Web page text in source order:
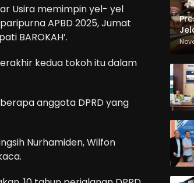
Usira memimpin yel- yel
APBD 2025, Jumat
BAROKAH’.
kedua tokoh itu dalam
anggota DPRD yang
Nurhamiden, Wilfon